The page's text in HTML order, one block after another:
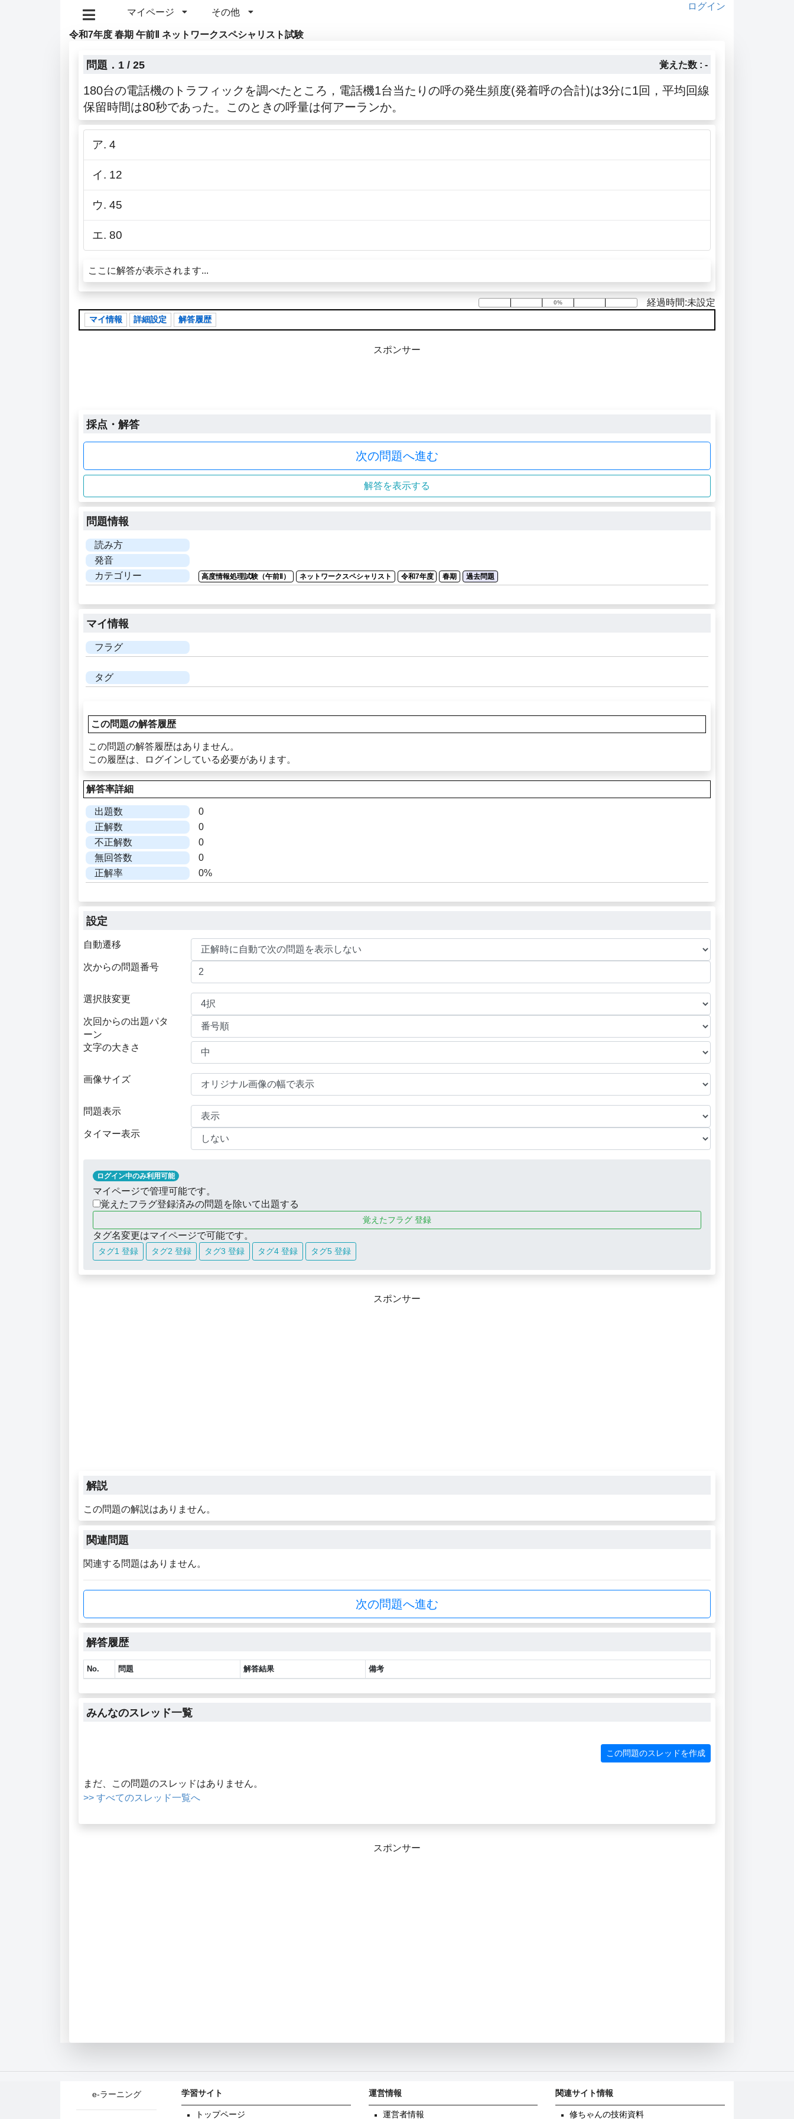
マイページ その他
ログイン
令和7年度 春期 午前Ⅱ ネットワークスペシャリスト試験
問題．1 / 25 覚えた数 : -
180台の電話機のトラフィックを調べたところ，電話機1台当たりの呼の発生頻度(発着呼の合計)は3分に1回，平均回線
保留時間は80秒であった。このときの呼量は何アーランか。
ア. 4
イ. 12
ウ. 45
エ. 80
ここに解答が表示されます...
0%
0% 経過時間:未設定
マイ情報 詳細設定 解答履歴
スポンサー
採点・解答
次の問題へ進む
解答を表示する
問題情報
読み方
発音
カテゴリー
高度情報処理試験（午前Ⅱ） ネットワークスペシャリスト 令和7年度 春期 過去問題
マイ情報
フラグ
タグ
この問題の解答履歴
この問題の解答履歴はありません。
この履歴は、ログインしている必要があります。
解答率詳細
出題数
0
正解数
0
不正解数
0
無回答数
0
正解率
0%
設定
自動遷移
次からの問題番号
選択肢変更
次回からの出題パタ
ーン
文字の大きさ
画像サイズ
問題表示
タイマー表示
ログイン中のみ利用可能
マイページで管理可能です。
覚えたフラグ登録済みの問題を除いて出題する
覚えたフラグ 登録
タグ名変更はマイページで可能です。
タグ1 登録 タグ2 登録 タグ3 登録 タグ4 登録 タグ5 登録
スポンサー
解説
この問題の解説はありません。
関連問題
関連する問題はありません。
次の問題へ進む
解答履歴
No. 問題 解答結果 備考
みんなのスレッド一覧
この問題のスレッドを作成
まだ、この問題のスレッドはありません。
>> すべてのスレッド一覧へ
スポンサー
e-ラーニング 学習サイト
トップページ
運営情報
運営者情報
関連サイト情報
修ちゃんの技術資料